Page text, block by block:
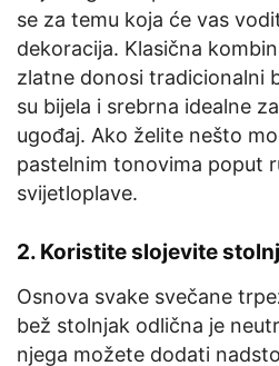
se za temu koja će vas
dekoracija. Klasična
zlatne donosi tradicionalni
su bijela i srebrna idealne
ugođaj. Ako želite nešto
pastelnim tonovima poput
svijetloplave.
2. Koristite slojevite
Osnova svake svečane
bež stolnjak odlična je
njega možete dodati